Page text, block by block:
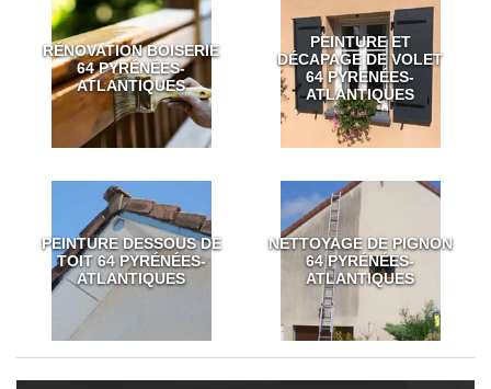
RÉNOVATION BOISERIE
64 PYRÉNÉES-
ATLANTIQUES
PEINTURE ET
DÉCAPAGE DE VOLET
64 PYRÉNÉES-
ATLANTIQUES
PEINTURE DESSOUS DE
TOIT 64 PYRÉNÉES-
ATLANTIQUES
NETTOYAGE DE PIGNON
64 PYRÉNÉES-
ATLANTIQUES